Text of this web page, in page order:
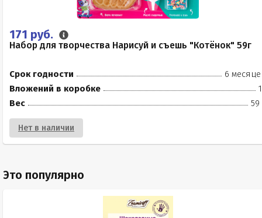
171 руб.
Набор для творчества Нарисуй и съешь "Котёнок" 59г
Срок годности
6
Вложений в коробке
Вес
59
Нет в наличии
Это популярно